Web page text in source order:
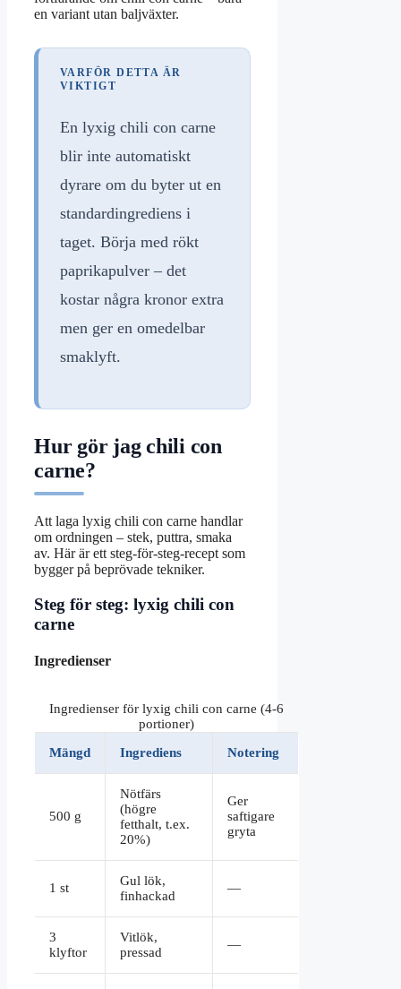
en variant utan baljväxter.
VARFÖR DETTA ÄR
VIKTIGT
En lyxig chili con carne
blir inte automatiskt
dyrare om du byter ut en
standardingrediens i
taget. Börja med rökt
paprikapulver – det
kostar några kronor extra
men ger en omedelbar
smaklyft.
Hur gör jag chili con
carne?
Att laga lyxig chili con carne handlar
om ordningen – stek, puttra, smaka
av. Här är ett steg-för-steg-recept som
bygger på beprövade tekniker.
Steg för steg: lyxig chili con
carne
Ingredienser
Ingredienser för lyxig chili con carne (4-6
portioner)
Mängd
Ingrediens Notering
500 g
Nötfärs
(högre
fetthalt, t.ex.
20%)
Ger
saftigare
gryta
1 st
Gul lök,
finhackad
—
3
klyftor
Vitlök,
pressad
—